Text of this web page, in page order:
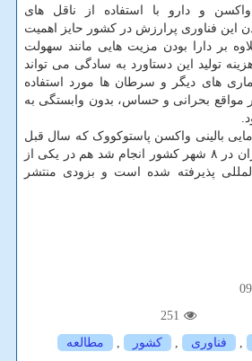
واکسن و دارو با استفاده از ناقل های
این فناوری پرارزش در کشور حایز اهمیت
بر دارا بودن مزیت هایی مانند سهولت
هزینه تولید این دستاورد به سادگی می تواند
های دیگر و سرطان ها مورد استفاده
مواقع بحرانی و حساس، بدون وابستگی به
فاز ۳ کارآزمایی بالینی واکسن پاستوکووک که سال قبل
توسط انستیتو پاستور ایران در ۸ شهر کشور انجام شد هم در یکی از
پذیرفته شده است و بزودی منتشر
251
, فناوری , كشور , مطالعه